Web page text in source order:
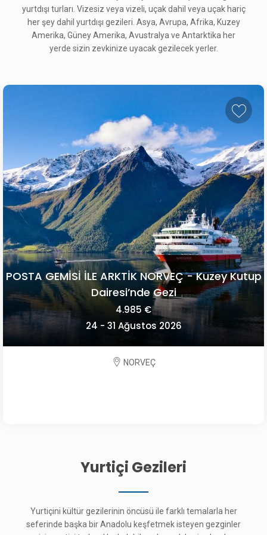
yurtdışı turları. Vizesiz veya vizeli, uçak dahil veya uçak hariç
her şey dahil yurtdışı gezileri. Asya, Avrupa, Afrika, Kuzey
Amerika, Güney Amerika, Avustralya ve Antarktika her
yerde sizin zevkinize uyacak gezilecek yerler.
OECONOMICA YEŞİLİN HER TONUYLA SLOVENYA
2.195 €
09 - 13 Eylül 2026
SLOVENYA
Yurtiçi Gezileri
Yurtiçini kültür gezilerinin öncüsü ile farklı temalarla her
seferinde başka bir Anadolu keşfetmek isteyen gezginler